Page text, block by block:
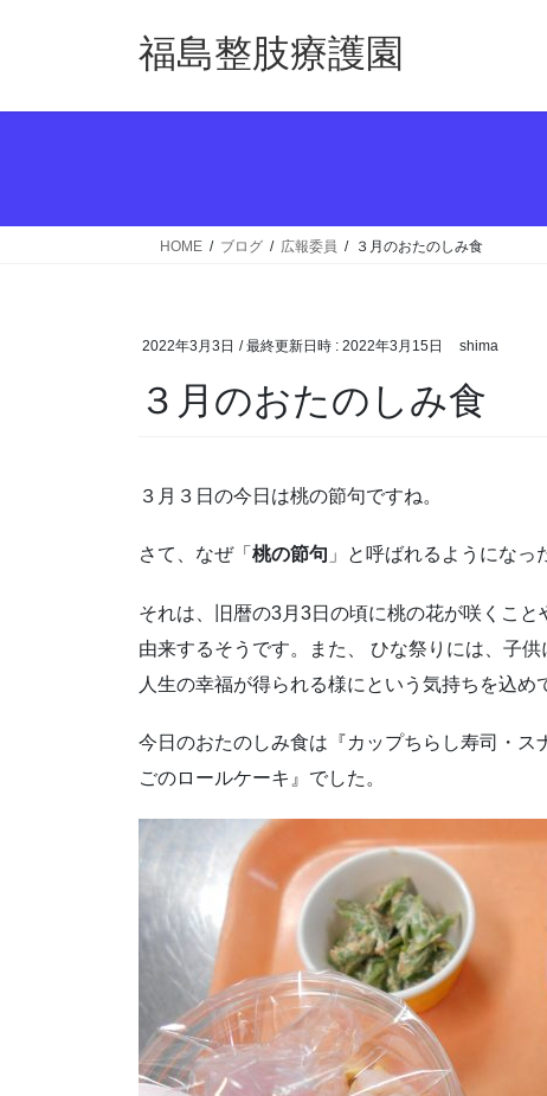
福島整肢療護園
HOME ブログ 広報委員 ３月のおたのしみ食
2022年3月3日 / 最終更新日時 : 2022年3月15日 shima
３月のおたのしみ食
３月３日の今日は桃の節句ですね。
さて、なぜ「 桃の節句 」と呼ばれるようになっ
それは、旧暦の3月3日の頃に桃の花が咲くこ
由来するそうです。また、 ひな祭りには、子
人生の幸福が得られる様にという気持ちを込め
今日のおたのしみ食は『カップちらし寿司・
ごのロールケーキ』でした。